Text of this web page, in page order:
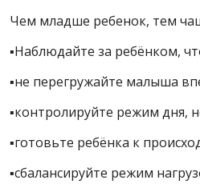
Чем младше ребенок, тем
▪️Наблюдайте за ребёнком,
▪️не перегружайте малыша
▪️контролируйте режим дня,
▪️готовьте ребёнка к
▪️сбалансируйте режим